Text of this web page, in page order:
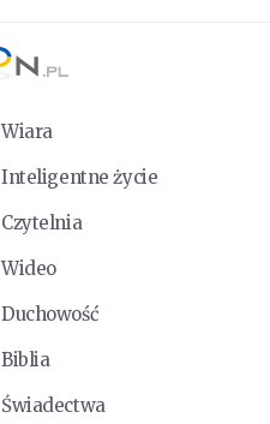
Wiara
Inteligentne życie
Czytelnia
Wideo
Duchowość
Biblia
Świadectwa